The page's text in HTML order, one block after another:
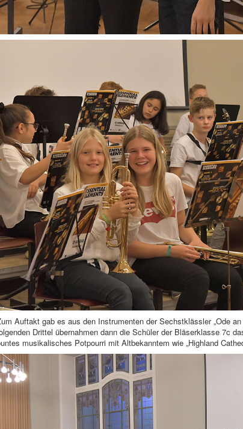
Auftakt gab es aus den Instrumenten der Sechstklässler „Ode
Drittel übernahmen dann die Schüler der Bläserklasse 7c
musikalisches Potpourri mit Altbekanntem wie „Highland